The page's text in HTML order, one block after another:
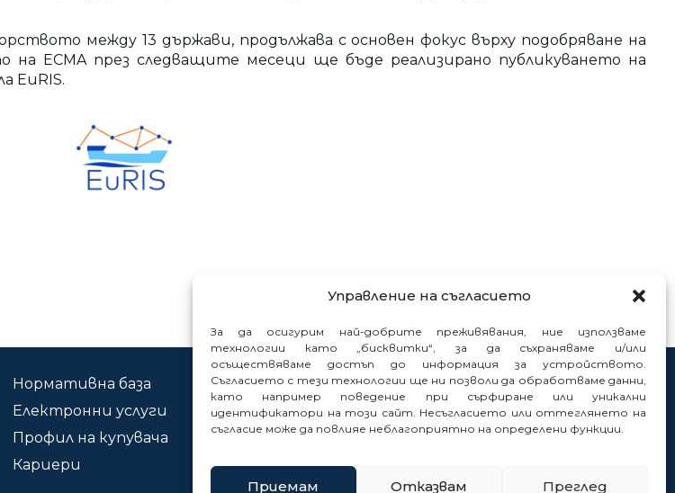
Управление на съгласието
За да осигурим най-добрите преживявания, ние използваме
технологии като „бисквитки“, за да съхраняваме и/или
осъществяваме достъп до информация за устройството.
Съгласието с тези технологии ще ни позволи да обработваме данни,
като например поведение при сърфиране или уникални
идентификатори на този сайт. Несъгласието или оттеглянето на
съгласие може да повлияе неблагоприятно на определени функции.
Приемам Отказвам Преглед
между 13 държави, продължава с основен фокус върху подобряване на
ECMA през следващите месеци ще бъде реализирано публикуването на
EuRIS.
Нормативна база
Електронни услуги
Профил на купувача
Кариери
Контакти
Сигнали